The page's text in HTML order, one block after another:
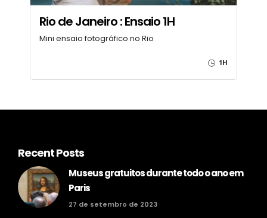
Rio de Janeiro : Ensaio 1H
Mini ensaio fotográfico no Rio
1H
Recent Posts
Museus gratuitos durante todo o ano em
Paris
27 de setembro de 2023